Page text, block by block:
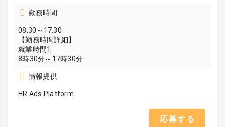
勤務時間
08:30～17:30
【勤務時間詳細】
就業時間1
8時30分～17時30分
情報提供
HR Ads Platform
応募する